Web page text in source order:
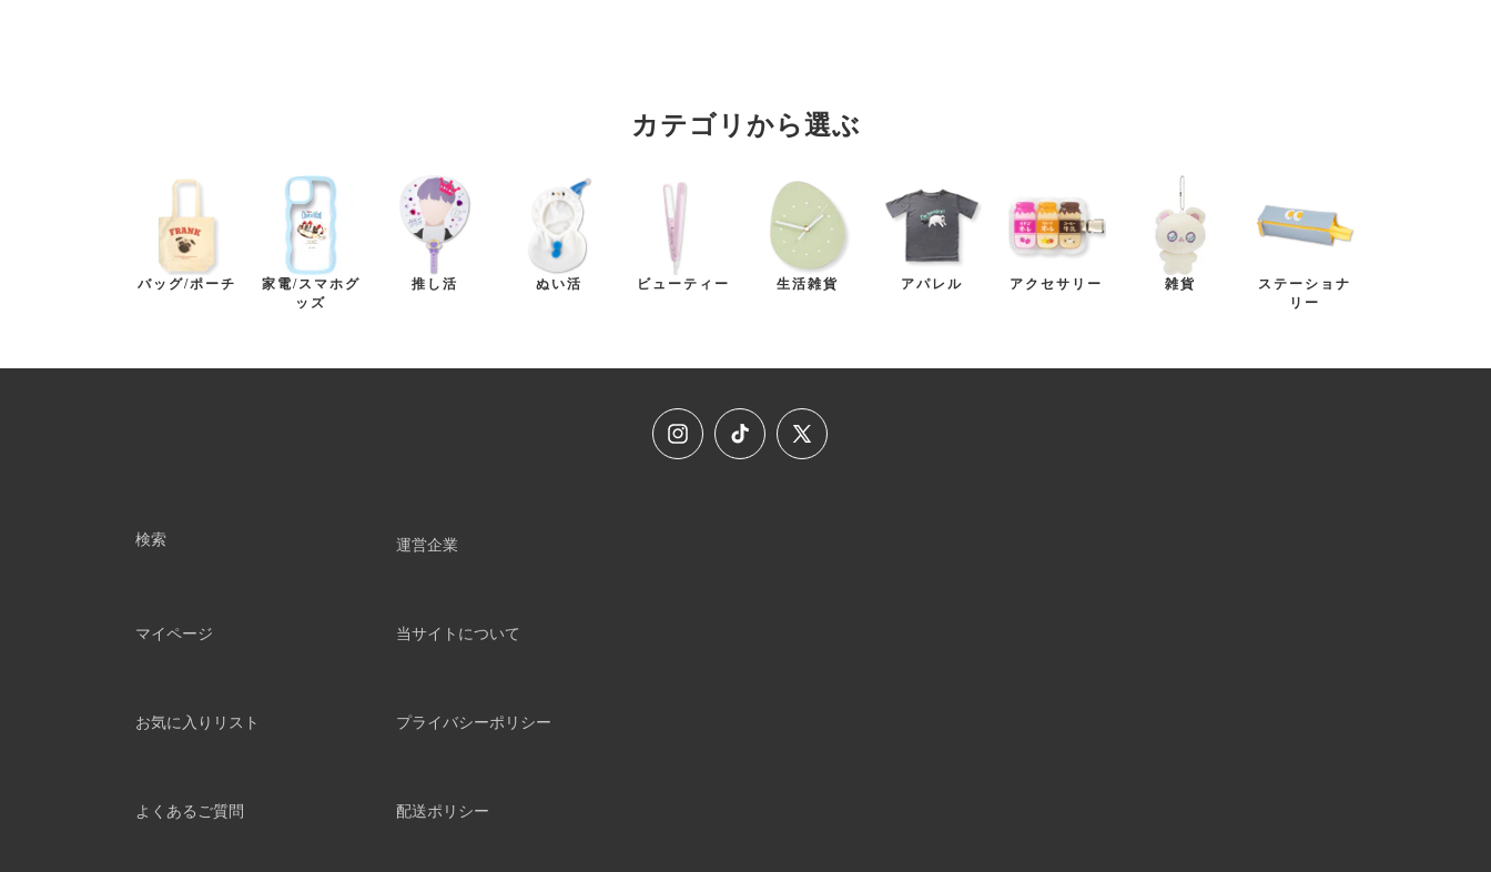
カテゴリから選ぶ
バッグ/ポーチ
家電/スマホグ
ッズ
推し活 ぬい活 ビューティー 生活雑貨 アパレル アクセサリー 雑貨
ステーショナ
リー
Instagram TikTok Twitter
検索 運営企業
マイページ 当サイトについて
お気に入りリスト プライバシーポリシー
よくあるご質問 配送ポリシー